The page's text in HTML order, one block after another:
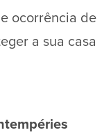
ocorrência de
a sua casa